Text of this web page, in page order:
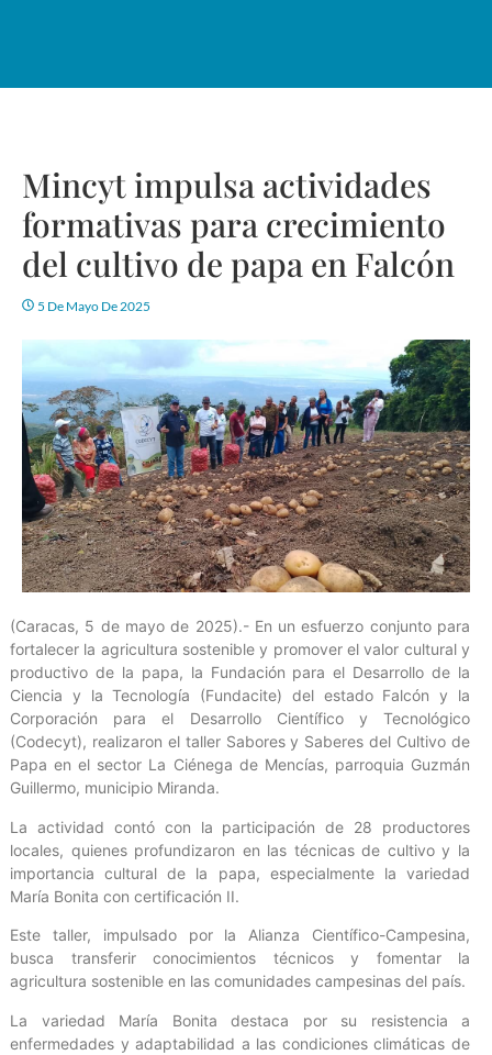
Mincyt impulsa actividades
formativas para crecimiento
del cultivo de papa en Falcón
5 De Mayo De 2025
(Caracas, 5 de mayo de 2025).- En un esfuerzo conjunto para
fortalecer la agricultura sostenible y promover el valor cultural y
productivo de la papa, la Fundación para el Desarrollo de la
Ciencia y la Tecnología (Fundacite) del estado Falcón y la
Corporación para el Desarrollo Científico y Tecnológico
(Codecyt), realizaron el taller Sabores y Saberes del Cultivo de
Papa en el sector La Ciénega de Mencías, parroquia Guzmán
Guillermo, municipio Miranda.
La actividad contó con la participación de 28 productores
locales, quienes profundizaron en las técnicas de cultivo y la
importancia cultural de la papa, especialmente la variedad
María Bonita con certificación II.
Este taller, impulsado por la Alianza Científico-Campesina,
busca transferir conocimientos técnicos y fomentar la
agricultura sostenible en las comunidades campesinas del país.
La variedad María Bonita destaca por su resistencia a
enfermedades y adaptabilidad a las condiciones climáticas de